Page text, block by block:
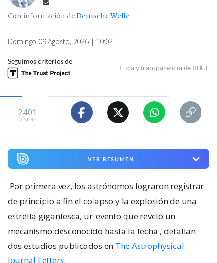
Con información deDeutsche Welle
Domingo 09 Agosto, 2026 | 10:02
Seguimos criterios de
Ética y transparencia de BBCL
2401
visitas
VER RESUMEN
Por primera vez, los astrónomos lograron registrar
de principio a fin el colapso y la explosión de una
estrella gigantesca, un evento que reveló un
mecanismo desconocido hasta la fecha , detallan
dos estudios publicados en The Astrophysical
Journal Letters.